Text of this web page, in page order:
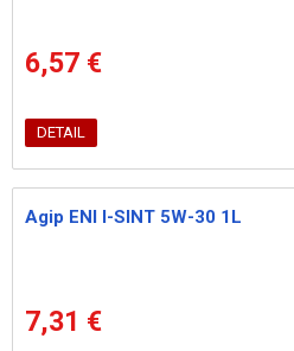
6,57 €
DETAIL
Agip ENI I-SINT 5W-30 1L
7,31 €